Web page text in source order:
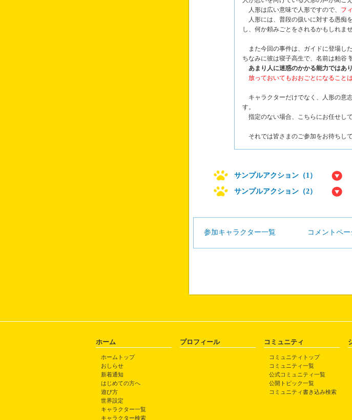
人形は広い意味で人形ですので、 フ
人形には、普段の扱いに対する愚痴
し、何か頼みごとをされるかもしれませ
また今回の事件は、ガイドに登場し
ちなみに彼は寝子高生で、名前は粕谷
あまり人に迷惑のかかる能力ではあ
放っておいてもおおごとになること
キャラクターだけでなく、人形の意
す。
指定のない場合、こちらにお任せし
それでは皆さまのご参加をお待ちして
サンプルアクション（1）
サンプルアクション（2）
参加キャラクター一覧 コメントペー
ホーム
ホームトップ
おしらせ
新着通知
はじめての方へ
遊び方
世界設定
キャラクター一覧
キャラクター検索
プロフィール コミュニティ
コミュニティトップ
コミュニティ一覧
公式コミュニティ一覧
公開トピック一覧
コミュニティ書き込み検索